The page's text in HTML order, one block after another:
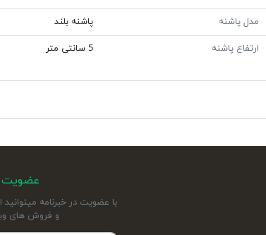
مدل پاشنه پاشنه بلند
ارتفاع پاشنه 5 سانتی متر
عضویت
با عضویت در خبرنامه
و فروش های